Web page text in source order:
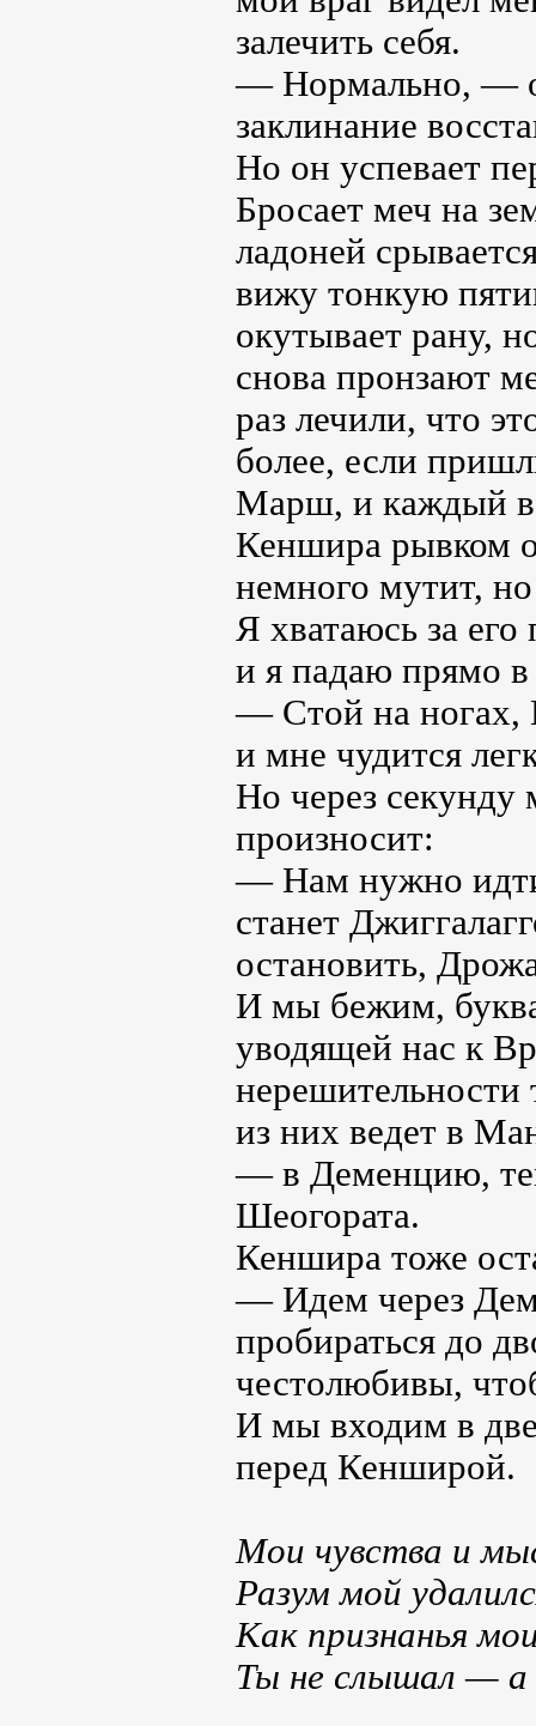
залечить себя.
— Нормально, —
заклинание
Но он успевает
Бросает меч на
ладоней
вижу тонкую
окутывает рану,
снова пронзают
раз лечили, что
более, если
Марш, и каждый
Кеншира рывком
немного мутит,
Я хватаюсь за
и я падаю прямо в
— Стой на ногах,
и мне чудится
Но через секунду
произносит:
— Нам нужно
станет
остановить,
И мы бежим,
уводящей нас к
нерешительности
из них ведет в
— в Деменцию,
Шеогората.
Кеншира тоже
— Идем через
пробираться до
честолюбивы,
И мы входим в
перед Кенширой.
Мои чувства и
Разум мой
Как признанья
Ты не слышал — а